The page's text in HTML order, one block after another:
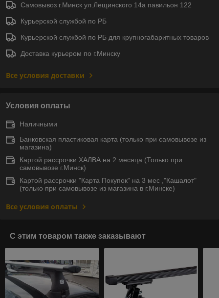
Самовывоз г.Минск ул.Лещинского 14а павильон 122
Курьерской службой по РБ
Курьерской службой по РБ для крупногабаритных товаров
Доставка курьером по г.Минску
Все условия доставки
Условия оплаты
Наличными
Банковская пластиковая карта (только при самовывозе из
магазина)
Картой рассрочки ХАЛВА на 2 месяца (Только при
самовывозе г.Минск)
Картой рассрочки "Карта Покупок" на 3 мес ,"Кашалот"
(только при самовывозе из магазина в г.Минске)
Все условия оплаты
С этим товаром также заказывают